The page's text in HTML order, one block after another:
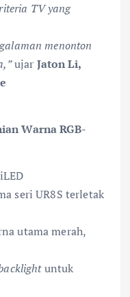
TV yang
menonton
ujar Jaton Li,
Warna RGB-
seri UR8S terletak
utama merah,
untuk